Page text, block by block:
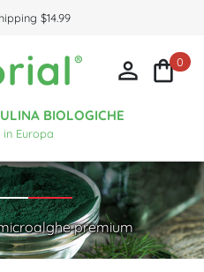
$14.99
BIOLOGICHE
Europa
 0
premium